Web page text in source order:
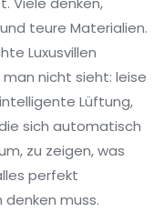
teure Materialien.
Luxusvillen
nicht sieht: leise
Lüftung,
sich automatisch
zu zeigen, was
perfekt
muss.